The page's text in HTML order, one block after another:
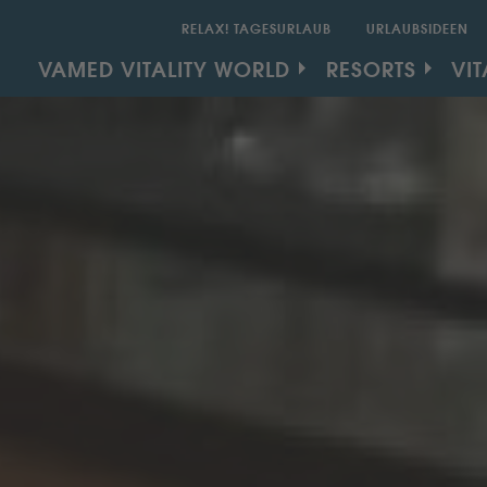
SECONDARY
RELAX! TAGESURLAUB URLAUBSIDEEN
MAIN NAVIGATION
VAMED VITALITY WORLD RESORTS